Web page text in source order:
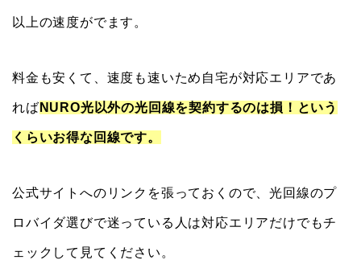
以上の速度がでます。
料金も安くて、速度も速いため自宅が対応エリアであ
れば NURO光以外の光回線を契約するのは損！という
くらいお得な回線です。
公式サイトへのリンクを張っておくので、光回線のプ
ロバイダ選びで迷っている人は対応エリアだけでもチ
ェックして見てください。